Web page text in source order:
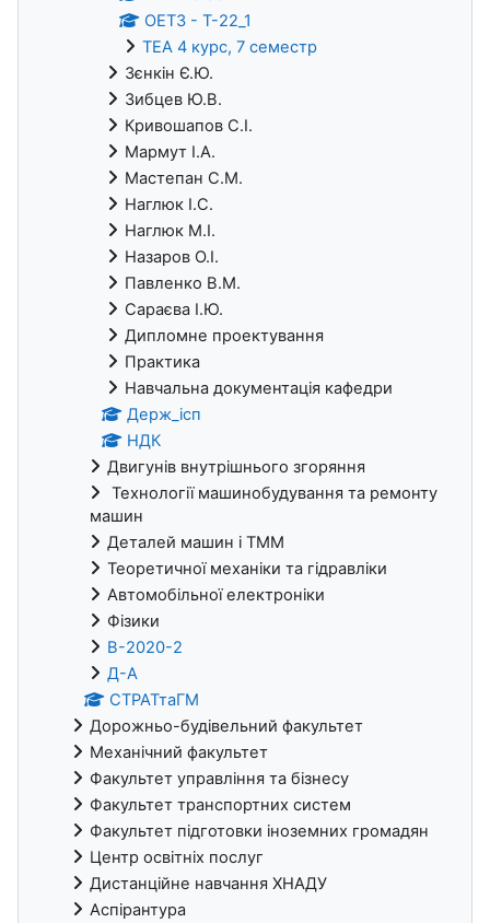
ОЕТЗ - Т-22_1
ТЕА 4 курс, 7 семестр
Зєнкін Є.Ю.
Зибцев Ю.В.
Кривошапов С.І.
Мармут І.А.
Мастепан С.М.
Наглюк І.С.
Наглюк М.І.
Назаров О.І.
Павленко В.М.
Сараєва І.Ю.
Дипломне проектування
Практика
Навчальна документація кафедри
Держ_ісп
НДК
Двигунів внутрішнього згоряння
Технології машинобудування та ремонту
машин
Деталей машин і ТММ
Теоретичної механіки та гідравліки
Автомобільної електроніки
Фізики
В-2020-2
Д-А
СТРАТтаГМ
Дорожньо-будівельний факультет
Механічний факультет
Факультет управління та бізнесу
Факультет транспортних систем
Факультет підготовки іноземних громадян
Центр освітніх послуг
Дистанційне навчання ХНАДУ
Аспірантура